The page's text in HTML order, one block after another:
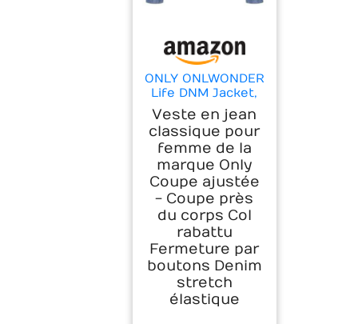
ONLY ONLWONDER
Life DNM Jacket,
Denim Bleu
médium, M
Femmes
Veste en jean
classique pour
femme de la
marque Only
Coupe ajustée
- Coupe près
du corps Col
rabattu
Fermeture par
boutons Denim
stretch
élastique